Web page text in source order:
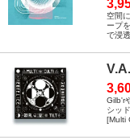
空間
ープ
で浸
Gilb'r
シッ
[Multi